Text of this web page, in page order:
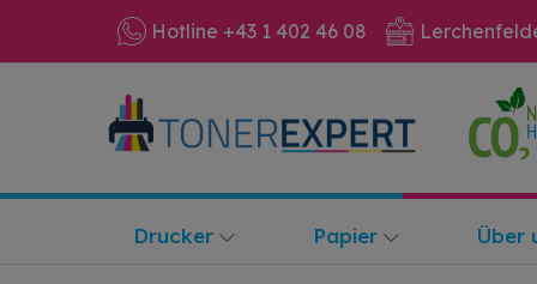
Hotline +43 1 402 46 08
Drucker Papier Über